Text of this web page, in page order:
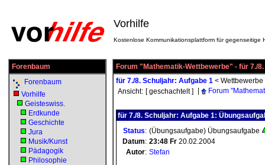
Vorhilfe
Kostenlose Kommunikationsplattform für gegenseitige
Forenbaum
Forenbaum
Vorhilfe
Geisteswiss.
Erdkunde
Geschichte
Jura
Musik/Kunst
Pädagogik
Philosophie
Forum "Mathematik-Wettbewerbe" - für 7./
für 7./8. Schuljahr: Aufgabe 1 < Wettbewerbe
Ansicht: [ geschachtelt ] Forum
für 7./8. Schuljahr: Aufgabe 1:
Status: (Übungsaufgabe) Übungsaufgabe
Datum: 23:48 Fr 20.02.2004
Autor: Stefan